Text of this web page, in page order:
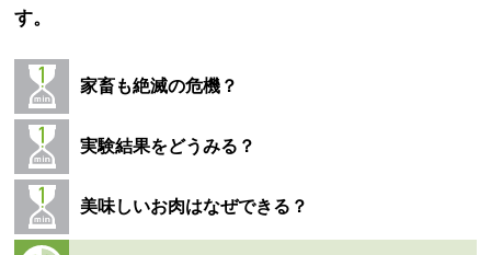
す。
家畜も絶滅の危機？
実験結果をどうみる？
美味しいお肉はなぜできる？